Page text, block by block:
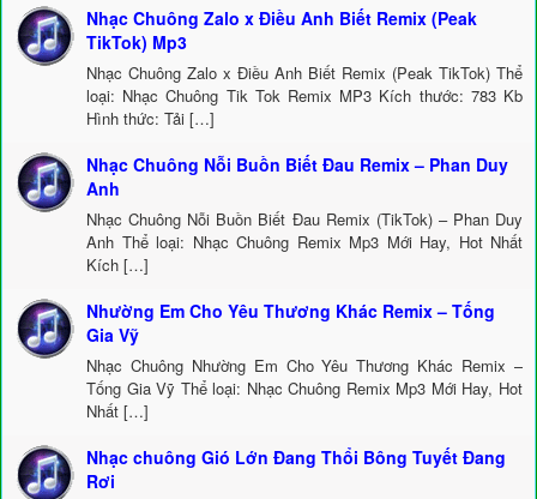
Nhạc Chuông Zalo x Điều Anh Biết Remix (Peak
TikTok) Mp3
Nhạc Chuông Zalo x Điều Anh Biết Remix (Peak TikTok) Thể
loại: Nhạc Chuông Tik Tok Remix MP3 Kích thước: 783 Kb
Hình thức: Tải […]
Nhạc Chuông Nỗi Buồn Biết Đau Remix – Phan Duy
Anh
Nhạc Chuông Nỗi Buồn Biết Đau Remix (TikTok) – Phan Duy
Anh Thể loại: Nhạc Chuông Remix Mp3 Mới Hay, Hot Nhất
Kích […]
Nhường Em Cho Yêu Thương Khác Remix – Tống
Gia Vỹ
Nhạc Chuông Nhường Em Cho Yêu Thương Khác Remix –
Tống Gia Vỹ Thể loại: Nhạc Chuông Remix Mp3 Mới Hay, Hot
Nhất […]
Nhạc chuông Gió Lớn Đang Thổi Bông Tuyết Đang
Rơi